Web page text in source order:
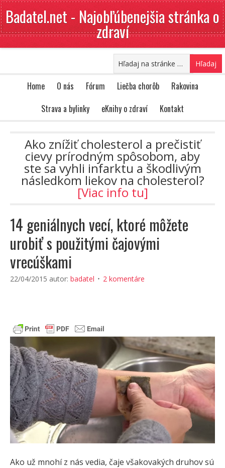
Badatel.net - Najobľúbenejšia stránka o
zdraví
Home O nás Fórum Liečba chorôb
Rakovina
Strava a bylinky
eKnihy o zdraví Kontakt
Ako znížiť cholesterol a prečistiť
cievy prírodným spôsobom, aby
ste sa vyhli infarktu a škodlivým
následkom liekov na cholesterol?
[Viac info tu]
14 geniálnych vecí, ktoré môžete
urobiť s použitými čajovými
vrecúškami
22/04/2015 autor: badatel 2 komentáre
Ako už mnohí z nás vedia, čaje všakovakých druhov sú